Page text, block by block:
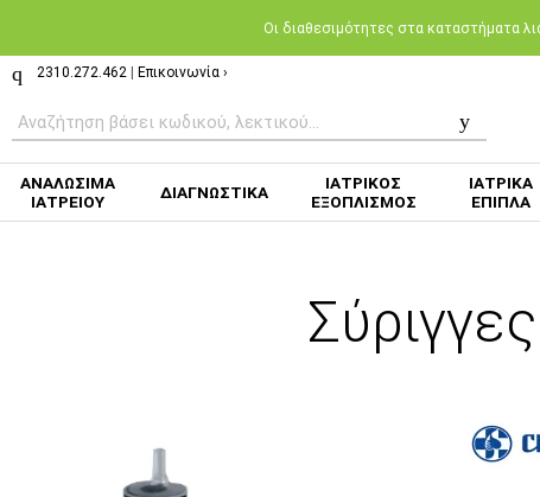
Oι διαθεσιμότητες στα καταστήματα
2310.272.462 Επικοινωνία ›
ΑΝΑΛΩΣΙΜΑ
ΙΑΤΡΕΙΟΥ
ΔΙΑΓΝΩΣΤΙΚΑ
ΙΑΤΡΙΚΟΣ
ΕΞΟΠΛΙΣΜΟΣ
ΙΑΤΡΙΚΑ
ΕΠΙΠΛΑ